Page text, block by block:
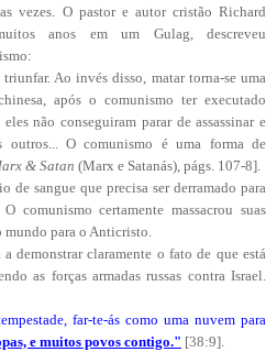
vezes. O pastor e autor cristão Richard
anos em um Gulag, descreveu
Ao invés disso, matar torna-se uma
após o comunismo ter executado
não conseguiram parar de assassinar e
outros... O comunismo é uma forma de
& Satan (Marx e Satanás), págs. 107-8].
de sangue que precisa ser derramado para
comunismo certamente massacrou suas
mundo para o Anticristo.
demonstrar claramente o fato de que está
as forças armadas russas contra Israel.
far-te-ás como uma nuvem para
e muitos povos contigo." [38:9].